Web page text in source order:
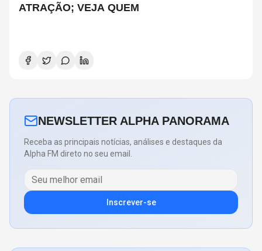
ATRAÇÃO; VEJA QUEM
NEWSLETTER ALPHA PANORAMA
Receba as principais notícias, análises e destaques da
Alpha FM direto no seu email.
Inscrever-se